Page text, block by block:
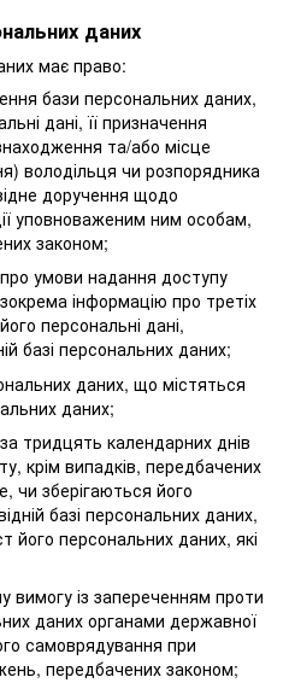
даних
має право:
бази персональних даних,
дані, її призначення
та/або місце
володільця чи розпорядника
доручення щодо
уповноваженим ним особам,
законом;
умови надання доступу
інформацію про третіх
персональні дані,
базі персональних даних;
даних, що містяться
даних;
тридцять календарних днів
крім випадків, передбачених
чи зберігаються його
базі персональних даних,
його персональних даних, які
вимогу із запереченням проти
даних органами державної
самоврядування при
передбачених законом;